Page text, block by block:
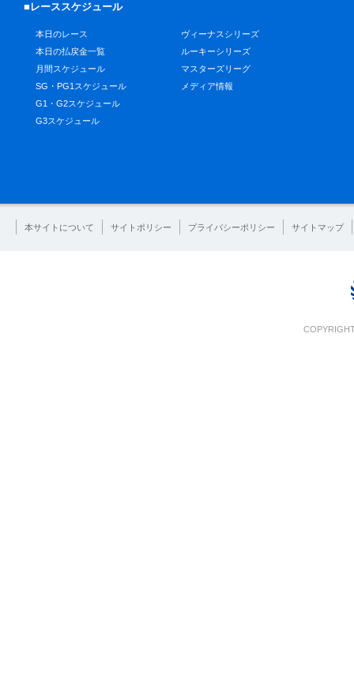
■レーススケジュール
本日のレース
本日の払戻金一覧
月間スケジュール
SG・PG1スケジュール
G1・G2スケジュール
G3スケジュール
ヴィーナスシリーズ
ルーキーシリーズ
マスターズリーグ
メディア情報
本サイトについて サイトポリシー プライバシーポリシー サイトマップ